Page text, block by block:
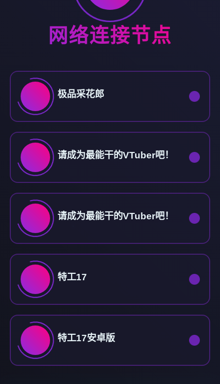
网络连接节点
极品采花郎
请成为最能干的VTuber吧！
请成为最能干的VTuber吧！
特工17
特工17安卓版